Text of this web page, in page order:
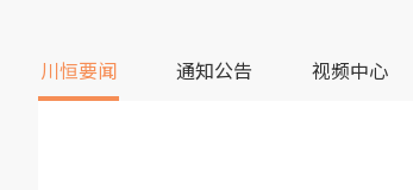
川恒要闻 通知公告 视频中心